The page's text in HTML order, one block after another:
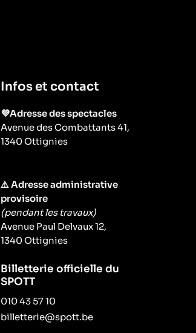
Infos et contact
💜Adresse des spectacles
Avenue des Combattants 41,
1340 Ottignies
⚠️ Adresse administrative
provisoire
(pendant les travaux)
Avenue Paul Delvaux 12,
1340 Ottignies
Billetterie officielle du
SPOTT
010 43 57 10
billetterie@spott.be